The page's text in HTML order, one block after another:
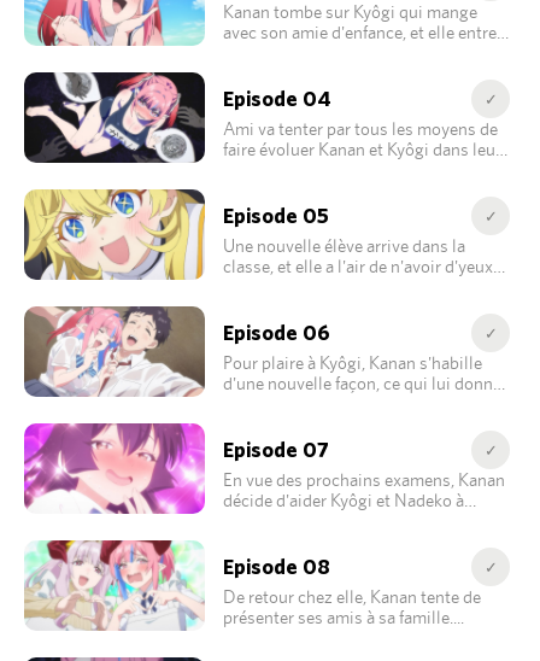
Kanan tombe sur Kyôgi qui mange
avec son amie d'enfance, et elle entre
Episode 04 ✓
Ami va tenter par tous les moyens de
faire évoluer Kanan et Kyôgi dans leur
Episode 05 ✓
Une nouvelle élève arrive dans la
classe, et elle a l'air de n'avoir d'yeux
Episode 06 ✓
Pour plaire à Kyôgi, Kanan s'habille
d'une nouvelle façon, ce qui lui donne
Episode 07 ✓
En vue des prochains examens, Kanan
décide d'aider Kyôgi et Nadeko à
Episode 08 ✓
De retour chez elle, Kanan tente de
présenter ses amis à sa famille.